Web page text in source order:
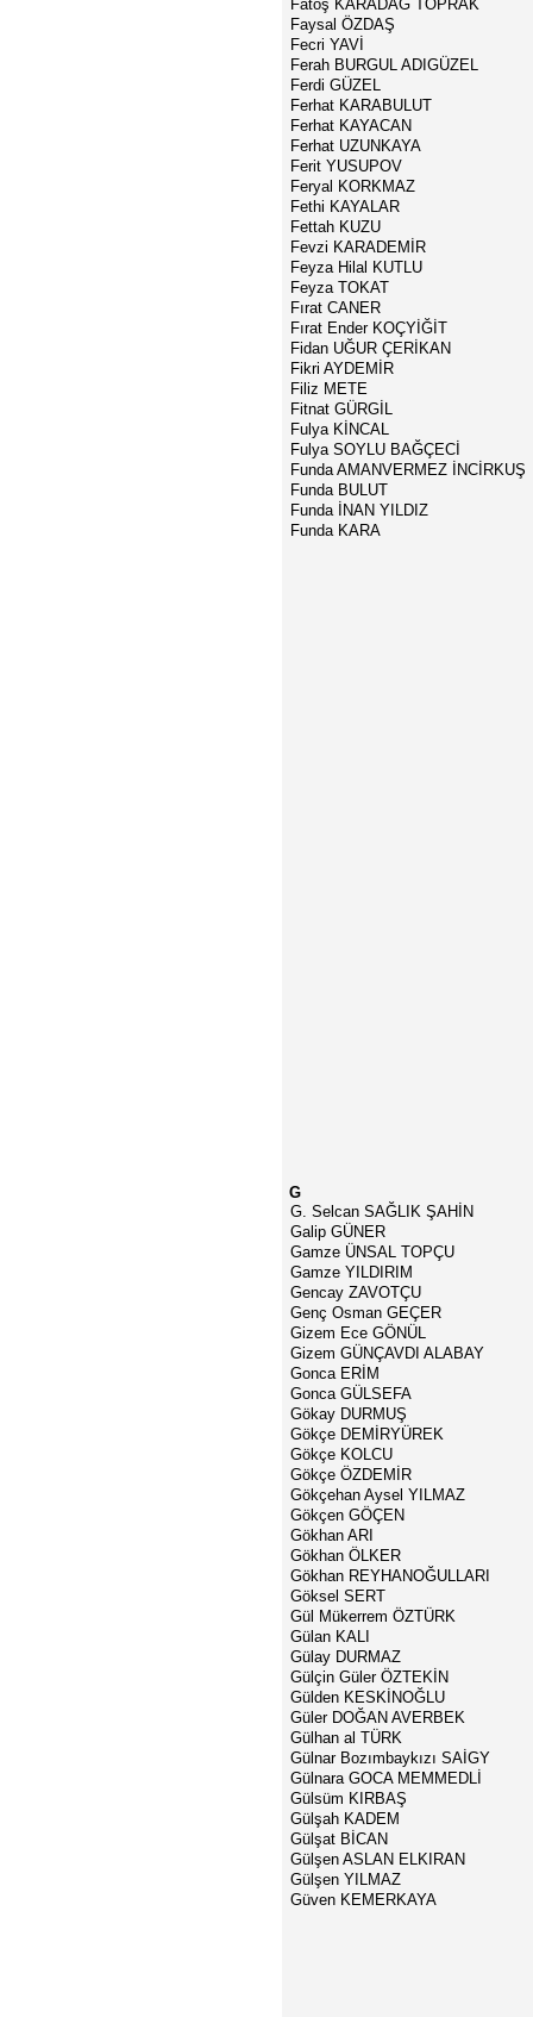
Fatoş KARADAĞ TOPRAK
Faysal ÖZDAŞ
Fecri YAVİ
Ferah BURGUL ADIGÜZEL
Ferdi GÜZEL
Ferhat KARABULUT
Ferhat KAYACAN
Ferhat UZUNKAYA
Ferit YUSUPOV
Feryal KORKMAZ
Fethi KAYALAR
Fettah KUZU
Fevzi KARADEMİR
Feyza Hilal KUTLU
Feyza TOKAT
Fırat CANER
Fırat Ender KOÇYİĞİT
Fidan UĞUR ÇERİKAN
Fikri AYDEMİR
Filiz METE
Fitnat GÜRGİL
Fulya KİNCAL
Fulya SOYLU BAĞÇECİ
Funda AMANVERMEZ İNCİRKUŞ
Funda BULUT
Funda İNAN YILDIZ
Funda KARA
G
G. Selcan SAĞLIK ŞAHİN
Galip GÜNER
Gamze ÜNSAL TOPÇU
Gamze YILDIRIM
Gencay ZAVOTÇU
Genç Osman GEÇER
Gizem Ece GÖNÜL
Gizem GÜNÇAVDI ALABAY
Gonca ERİM
Gonca GÜLSEFA
Gökay DURMUŞ
Gökçe DEMİRYÜREK
Gökçe KOLCU
Gökçe ÖZDEMİR
Gökçehan Aysel YILMAZ
Gökçen GÖÇEN
Gökhan ARI
Gökhan ÖLKER
Gökhan REYHANOĞULLARI
Göksel SERT
Gül Mükerrem ÖZTÜRK
Gülan KALI
Gülay DURMAZ
Gülçin Güler ÖZTEKİN
Gülden KESKİNOĞLU
Güler DOĞAN AVERBEK
Gülhan al TÜRK
Gülnar Bozımbaykızı SAİGY
Gülnara GOCA MEMMEDLİ
Gülsüm KIRBAŞ
Gülşah KADEM
Gülşat BİCAN
Gülşen ASLAN ELKIRAN
Gülşen YILMAZ
Güven KEMERKAYA